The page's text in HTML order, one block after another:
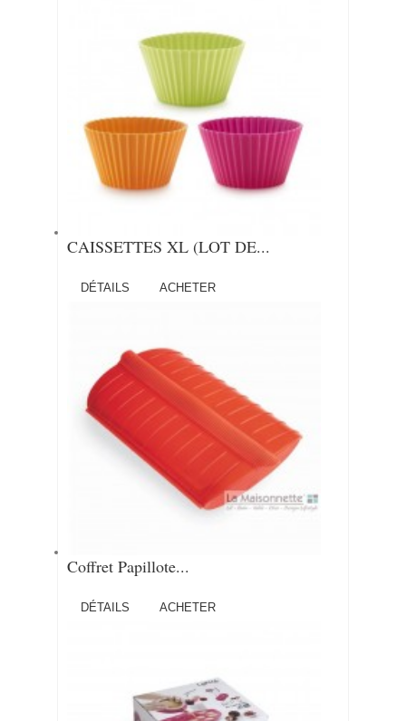
CAISSETTES XL (LOT DE...
DÉTAILS ACHETER
Coffret Papillote...
DÉTAILS ACHETER